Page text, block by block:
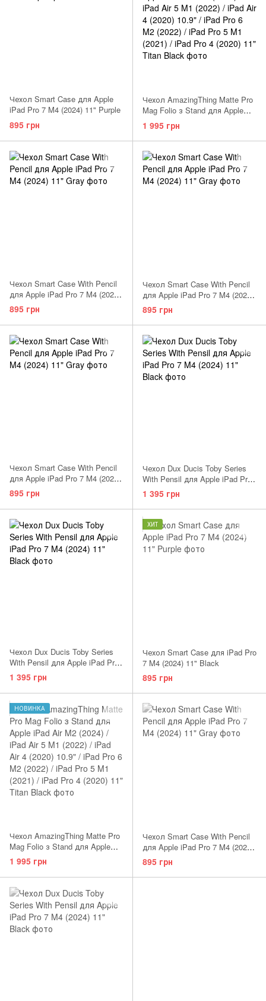
Чехол Smart Case для Apple
iPad Pro 7 M4 (2024) 11" Purple
895 грн
Чехол AmazingThing Matte Pro
Mag Folio з Stand для Apple
iPad Air 5 M1 (2022) / iPad Air 4
(2020) 10.9" iPad Pro 6 M2
(2022) / iPad Pro 5 M1 (2021) Air
M3 (2025) / iPad Air M2 (2024)
11" Titan Blue
1 995 грн
Чехол Smart Case With Pencil
для Apple iPad Pro 7 M4 (2024)
11" Midnight Blue
895 грн
Чехол Smart Case With Pencil
для Apple iPad Pro 7 M4 (2024)
11" Black
895 грн
Чехол Smart Case With Pencil
для Apple iPad Pro 7 M4 (2024)
11" Lavender
895 грн
Чехол Dux Ducis Toby Series
With Pensil для Apple iPad Pro
7 M4 (2024) 11" Pink
1 395 грн
Чехол Dux Ducis Toby Series
With Pensil для Apple iPad Pro
7 M4 (2024) 11" Blue
1 395 грн
ХИТ
Чехол Smart Case для iPad Pro
7 M4 (2024) 11" Black
895 грн
НОВИНКА
Чехол AmazingThing Matte Pro
Mag Folio з Stand для Apple
iPad Air 5 M1 (2022) / iPad Air 4
(2020) 10.9" iPad Pro 6 M2
(2022) / iPad Pro 5 M1 (2021) Air
M3 (2025) / iPad Air M2 (2024)
11" Pastel Pink
1 995 грн
Чехол Smart Case With Pencil
для Apple iPad Pro 7 M4 (2024)
11" Gray
895 грн